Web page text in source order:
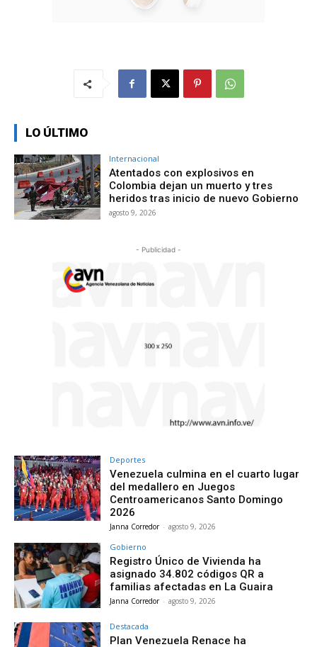
LO ÚLTIMO
Internacional
Atentados con explosivos en
Colombia dejan un muerto y tres
heridos tras inicio de nuevo Gobierno
agosto 9, 2026
- Publicidad -
Deportes
Venezuela culmina en el cuarto lugar
del medallero en Juegos
Centroamericanos Santo Domingo
2026
Janna Corredor - agosto 9, 2026
Gobierno
Registro Único de Vivienda ha
asignado 34.802 códigos QR a
familias afectadas en La Guaira
Janna Corredor - agosto 9, 2026
Destacada
Plan Venezuela Renace ha